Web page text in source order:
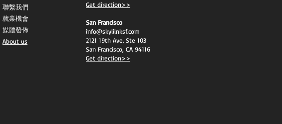
聯繫我們
就業機會
媒體發佈
About us
Get direction>>
San Francisco
info@skylilnksf.com
2121 19th Ave. Ste 103
San Francisco, CA 94116
Get direction>>